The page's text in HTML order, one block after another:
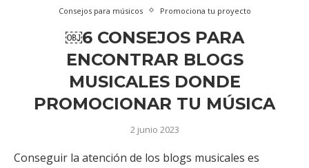
Consejos para músicos Promociona tu proyecto
￼6 CONSEJOS PARA
ENCONTRAR BLOGS
MUSICALES DONDE
PROMOCIONAR TU MÚSICA
2 junio 2023
Conseguir la atención de los blogs musicales es